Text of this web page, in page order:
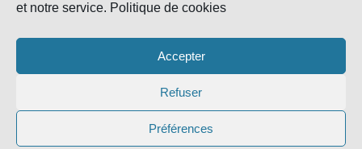
et notre service. Politique de cookies
Accepter
Refuser
Préférences
Copyright © 2022 - Gemmes-Naturelles